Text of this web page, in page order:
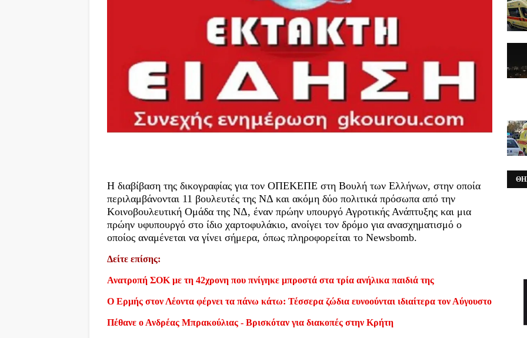
Η διαβίβαση της δικογραφίας για τον ΟΠΕΚΕΠΕ στη Βουλή των Ελλήνων, στην οποία
περιλαμβάνονται 11 βουλευτές της ΝΔ και ακόμη δύο πολιτικά πρόσωπα από την
Κοινοβουλευτική Ομάδα της ΝΔ, έναν πρώην υπουργό Αγροτικής Ανάπτυξης και μια
πρώην υφυπουργό στο ίδιο χαρτοφυλάκιο, ανοίγει τον δρόμο για ανασχηματισμό ο
οποίος αναμένεται να γίνει σήμερα, όπως πληροφορείται το Newsbomb.
Δείτε επίσης:
Ανατροπή ΣΟΚ με τη 42χρονη που πνίγηκε μπροστά στα τρία ανήλικα παιδιά της
Ο Ερμής στον Λέοντα φέρνει τα πάνω κάτω: Τέσσερα ζώδια ευνοούνται ιδιαίτερα τον Αύγουστο
Πέθανε ο Ανδρέας Μπρακούλιας - Βρισκόταν για διακοπές στην Κρήτη